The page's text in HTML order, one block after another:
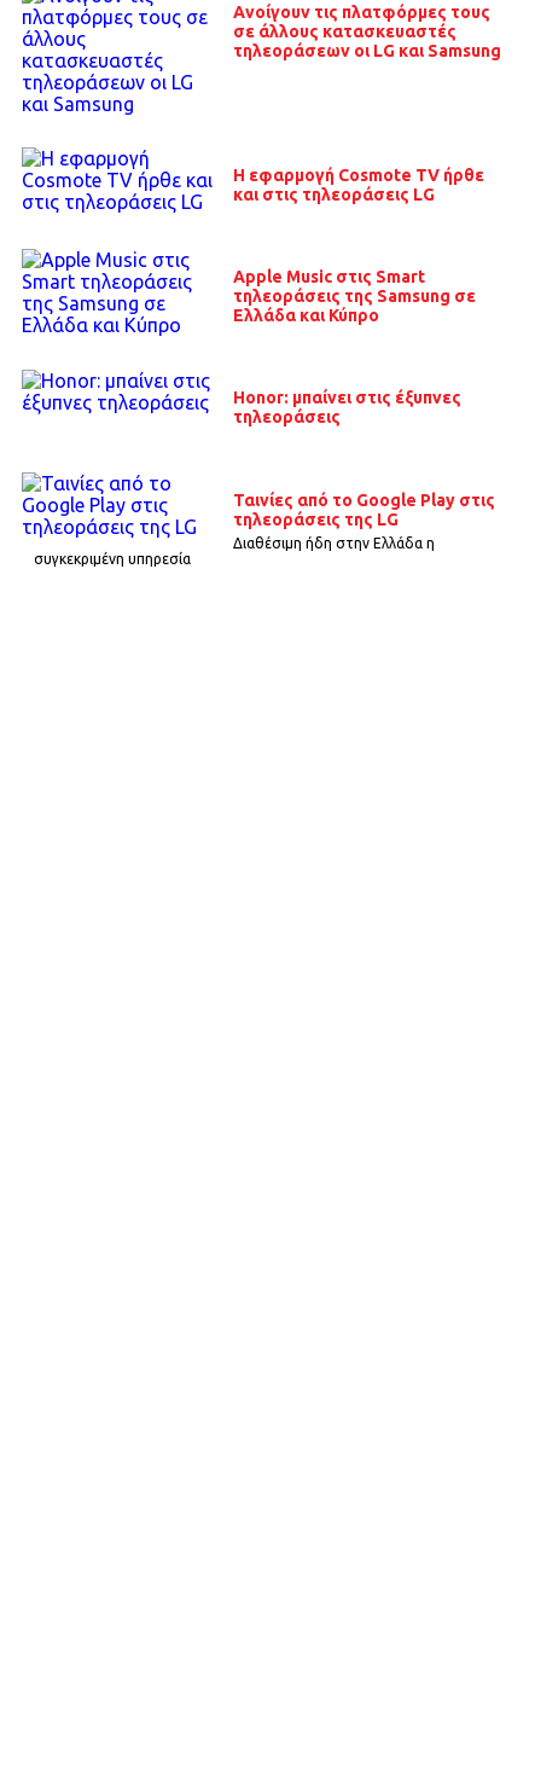
Ανοίγουν τις πλατφόρμες τους
σε άλλους κατασκευαστές
τηλεοράσεων οι LG και Samsung
H εφαρμογή Cosmote TV ήρθε
και στις τηλεοράσεις LG
Apple Music στις Smart
τηλεοράσεις της Samsung σε
Ελλάδα και Κύπρο
Honor: μπαίνει στις έξυπνες
τηλεοράσεις
Ταινίες από το Google Play στις
τηλεοράσεις της LG
Διαθέσιμη ήδη στην Ελλάδα η
συγκεκριμένη υπηρεσία